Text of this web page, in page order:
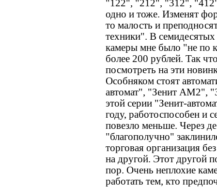
"122", "212", "312",
одно и тоже. Изменят
то малость и
техники". В
камеры мне было "не по
более 200 рублей. Так
посмотреть на эти
Особняком стоят
автомат", "Зенит АМ2",
этой серии "Зенит-
году, работоспособен и
повезло меньше. Через
"благополучно"
торговая организация
на другой. Этот другой
пор. Очень неплохие
работать тем, кто